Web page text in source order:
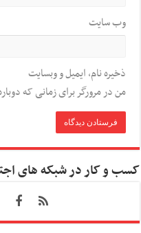
وب‌ سایت
ذخیره نام، ایمیل و وبسایت
من در مرورگر برای زمانی که
کسب و کار در شبکه های